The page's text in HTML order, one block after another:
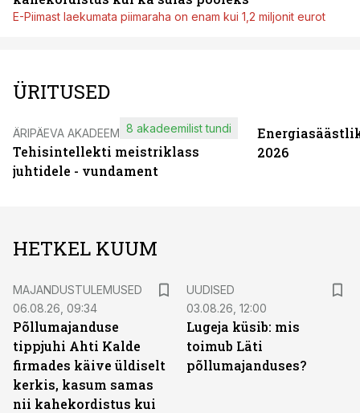
E-Piimast laekumata piimaraha on enam kui 1,2 miljonit eurot
ÜRITUSED
ÄRIPÄEVA AKADEEMIA
Tehisintellekti meistriklass
juhtidele - vundament
8 akadeemilist tundi
2026
HETKEL KUUM
MAJANDUSTULEMUSED
06.08.26, 09:34
Põllumajanduse
tippjuhi Ahti Kalde
firmades käive üldiselt
kerkis, kasum samas
nii kahekordistus kui
UUDISED
03.08.26, 12:00
Lugeja küsib: mis
toimub Läti
põllumajanduses?